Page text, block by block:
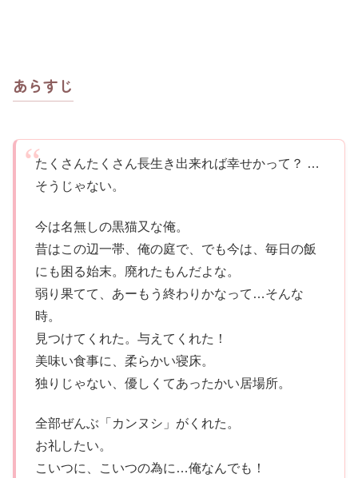
あらすじ
たくさんたくさん長生き出来れば幸せかって？ …
そうじゃない。
今は名無しの黒猫又な俺。
昔はこの辺一帯、俺の庭で、でも今は、毎日の飯
にも困る始末。廃れたもんだよな。
弱り果てて、あーもう終わりかなって…そんな
時。
見つけてくれた。与えてくれた！
美味い食事に、柔らかい寝床。
独りじゃない、優しくてあったかい居場所。
全部ぜんぶ「カンヌシ」がくれた。
お礼したい。
こいつに、こいつの為に…俺なんでも！